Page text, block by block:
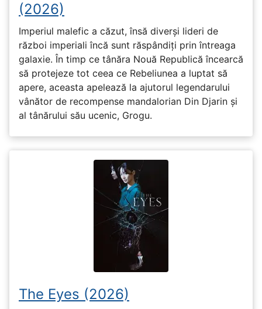
(2026)
Imperiul malefic a căzut, însă diverși lideri de
război imperiali încă sunt răspândiți prin întreaga
galaxie. În timp ce tânăra Nouă Republică încearcă
să protejeze tot ceea ce Rebeliunea a luptat să
apere, aceasta apelează la ajutorul legendarului
vânător de recompense mandalorian Din Djarin și
al tânărului său ucenic, Grogu.
The Eyes (2026)